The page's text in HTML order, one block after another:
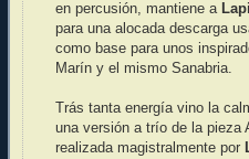
en percusión, mantiene a
para una alocada descarga
como base para unos
Marín y el mismo Sanabria.
Trás tanta energía vino la
una versión a trío de la pieza
realizada magistralmente por